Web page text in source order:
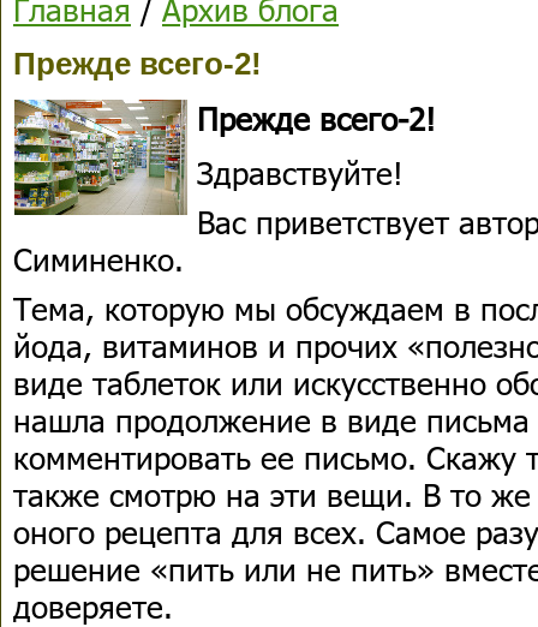
Главная / Архив блога
Прежде всего-2!
Прежде всего-2!
Здравствуйте!
Вас приветствует
Симиненко.
Тема, которую мы обсуждаем в
йода, витаминов и прочих
виде таблеток или искусственно
нашла продолжение в виде
комментировать ее письмо. Скажу
также смотрю на эти вещи. В то
оного рецепта для всех. Самое
решение «пить или не пить»
доверяете.